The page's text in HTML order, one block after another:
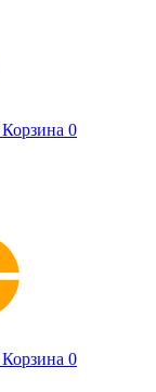
Корзина 0
Корзина 0